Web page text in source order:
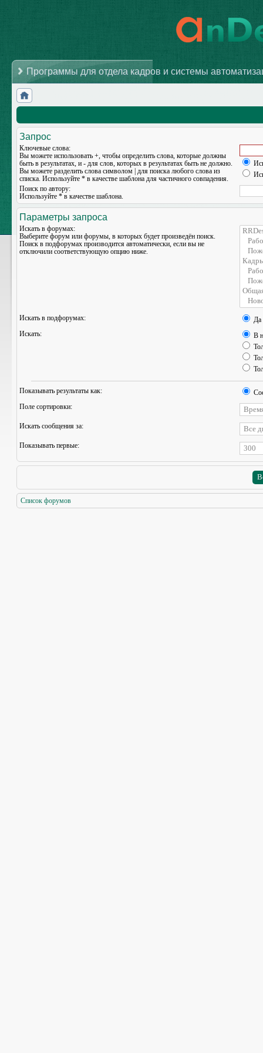
Программы для отдела кадров и системы
Запрос
Ключевые слова:
Вы можете использовать +, чтобы определить слова, которые должны
быть в результатах, и - для слов, которых в результатах быть не должно.
Вы можете разделить слова символом для поиска любого слова из
списка. Используйте * в качестве шаблона для частичного совпадения.
Поиск по автору:
Используйте * в качестве шаблона.
Параметры запроса
Искать в форумах:
Выберите форум или форумы, в которых будет произведён поиск.
Поиск в подфорумах производится автоматически, если вы не
отключили соответствующую опцию ниже.
Искать в подфорумах:
Да
Искать:
В
Показывать результаты как:
Поле сортировки:
Искать сообщения за:
Показывать первые:
Список форумов